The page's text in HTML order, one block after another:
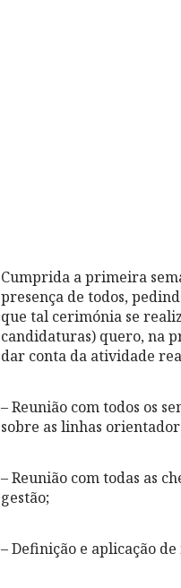
Cumprida a primeira
presença de todos,
que tal cerimónia se
candidaturas) quero, na
dar conta da atividade
– Reunião com todos os
sobre as linhas
– Reunião com todas as
gestão;
– Definição e aplicação